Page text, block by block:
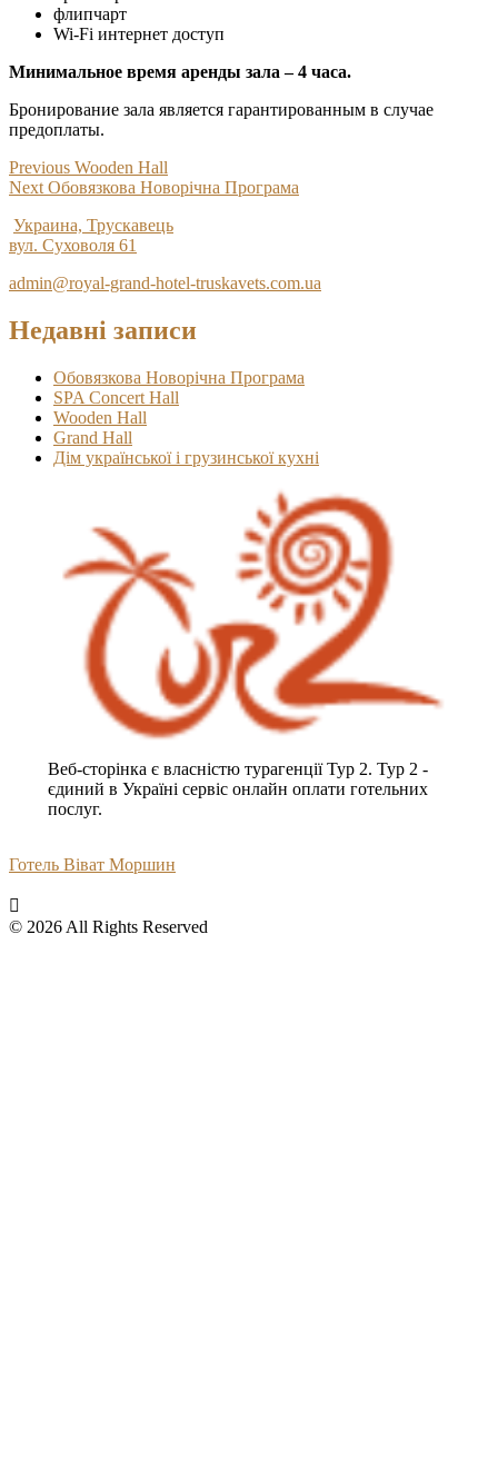
флипчарт
Wi-Fi интернет доступ
Минимальное время аренды зала – 4 часа.
Бронирование зала является гарантированным в случае
предоплаты.
Навігація
записів
Previous Previous
post:
Wooden Hall
Next Next
Обовязкова Новорічна Програма
Украина, Трускавець
вул. Суховоля 61
admin@royal-grand-hotel-truskavets.com.ua
Недавні записи
Обовязкова Новорічна Програма
SPA Concert Hall
Wooden Hall
Grand Hall
Дім української і грузинської кухні
Веб-сторінка є власністю турагенції Тур 2. Тур 2 -
єдиний в Україні сервіс онлайн оплати готельних
послуг.
Готель Віват Моршин
© 2026 All Rights Reserved